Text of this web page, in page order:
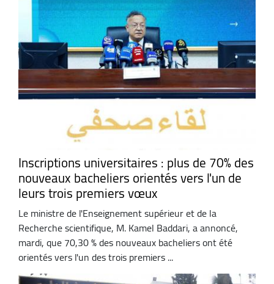
Inscriptions universitaires : plus de 70% des
nouveaux bacheliers orientés vers l'un de
leurs trois premiers vœux
Le ministre de l'Enseignement supérieur et de la
Recherche scientifique, M. Kamel Baddari, a annoncé,
mardi, que 70,30 % des nouveaux bacheliers ont été
orientés vers l'un des trois premiers ...